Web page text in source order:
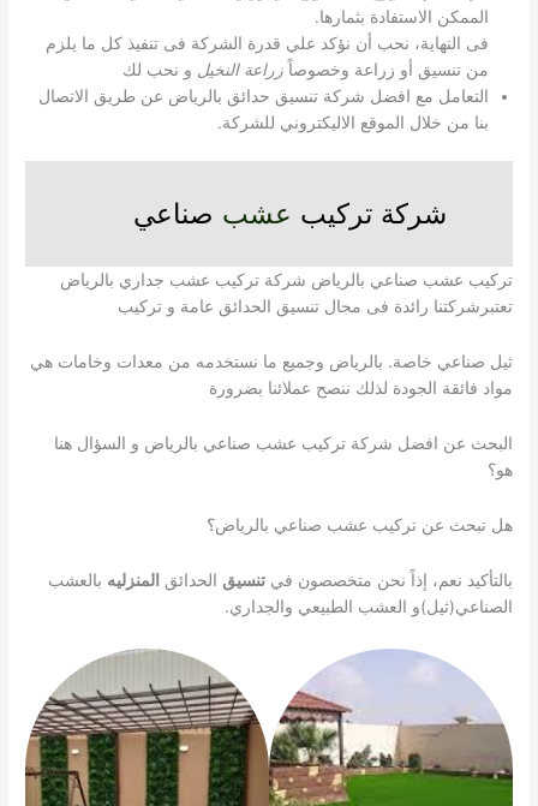
الممكن الاستفادة بثمارها.
فى النهاية، نحب أن نؤكد علي قدرة الشركة فى تنفيذ كل ما يلزم
من تنسيق أو زراعة وخصوصاً زراعة النخيل و نحب لك
التعامل مع افضل شركة تنسيق حدائق بالرياض عن طريق الاتصال
بنا من خلال الموقع الاليكتروني للشركة.
شركة تركيب عشب صناعي
تركيب عشب صناعي بالرياض شركة تركيب عشب جداري بالرياض
تعتبرشركتنا رائدة فى مجال تنسيق الحدائق عامة و تركيب
ثيل صناعي خاصة. بالرياض وجميع ما نستخدمه من معدات وخامات هي
مواد فائقة الجودة لذلك ننصح عملائنا بضرورة
البحث عن افضل شركة تركيب عشب صناعي بالرياض و السؤال هنا
هو؟
هل تبحث عن تركيب عشب صناعي بالرياض؟
بالتأكيد نعم، إذاً نحن متخصصون فيتنسيق الحدائق المنزليه بالعشب
الصناعي(ثيل)و العشب الطبيعي والجداري.